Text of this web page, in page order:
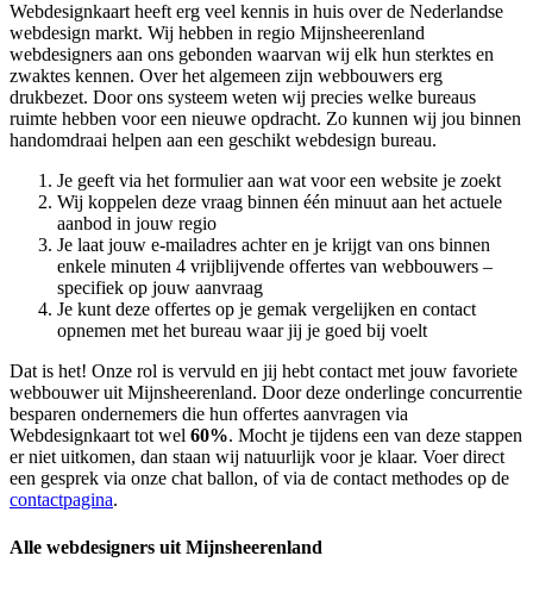
Webdesignkaart heeft erg veel kennis in huis over de Nederlandse
webdesign markt. Wij hebben in regio Mijnsheerenland
webdesigners aan ons gebonden waarvan wij elk hun sterktes en
zwaktes kennen. Over het algemeen zijn webbouwers erg
drukbezet. Door ons systeem weten wij precies welke bureaus
ruimte hebben voor een nieuwe opdracht. Zo kunnen wij jou binnen
handomdraai helpen aan een geschikt webdesign bureau.
Je geeft via het formulier aan wat voor een website je zoekt
Wij koppelen deze vraag binnen één minuut aan het actuele
aanbod in jouw regio
Je laat jouw e-mailadres achter en je krijgt van ons binnen
enkele minuten 4 vrijblijvende offertes van webbouwers –
specifiek op jouw aanvraag
Je kunt deze offertes op je gemak vergelijken en contact
opnemen met het bureau waar jij je goed bij voelt
Dat is het! Onze rol is vervuld en jij hebt contact met jouw favoriete
webbouwer uit Mijnsheerenland. Door deze onderlinge concurrentie
besparen ondernemers die hun offertes aanvragen via
Webdesignkaart tot wel 60%. Mocht je tijdens een van deze stappen
er niet uitkomen, dan staan wij natuurlijk voor je klaar. Voer direct
een gesprek via onze chat ballon, of via de contact methodes op de
contactpagina.
Alle webdesigners uit Mijnsheerenland